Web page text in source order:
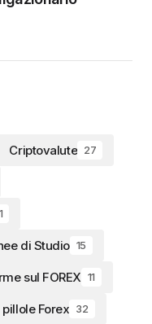
Criptovalute 27
di Studio 15
sul FOREX 11
pillole Forex 32